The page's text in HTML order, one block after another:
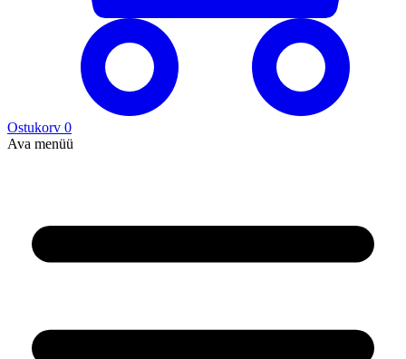
Ostukorv 0
Ava menüü